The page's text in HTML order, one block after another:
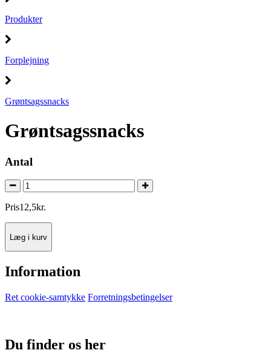
Produkter
Forplejning
Grøntsagssnacks
Grøntsagssnacks
Antal
Pris12,5kr.
Læg i kurv
Information
Ret cookie-samtykke Forretningsbetingelser
Du finder os her